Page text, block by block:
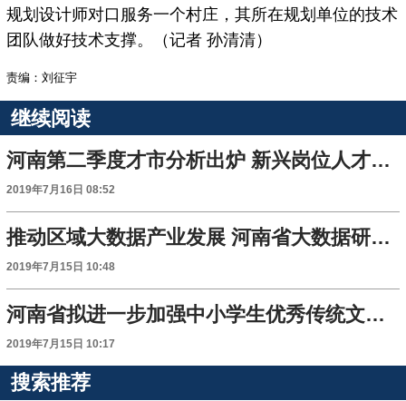
规划设计师对口服务一个村庄，其所在规划单位的技术
团队做好技术支撑。（记者 孙清清）
责编：刘征宇
继续阅读
河南第二季度才市分析出炉 新兴岗位人才最吃香
2019年7月16日 08:52
推动区域大数据产业发展 河南省大数据研究院揭牌
2019年7月15日 10:48
河南省拟进一步加强中小学生优秀传统文化教育
2019年7月15日 10:17
搜索推荐